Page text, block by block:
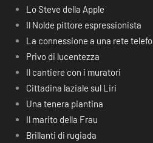
Lo Steve della Apple
Il Nolde pittore espressionista
La connessione a una rete
Privo di lucentezza
Il cantiere con i muratori
Cittadina laziale sul Liri
Una tenera piantina
Il marito della Frau
Brillanti di rugiada